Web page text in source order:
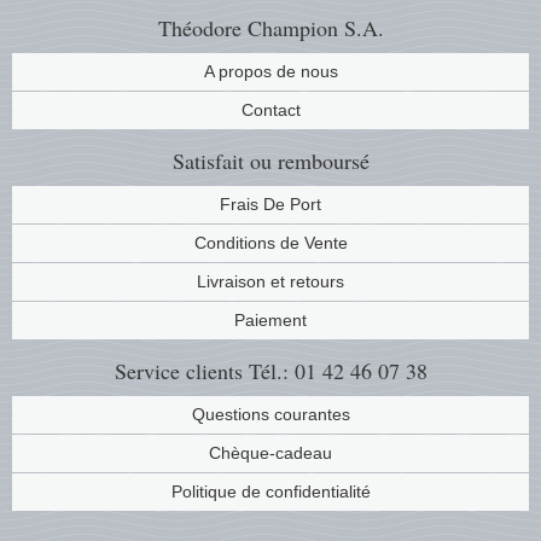
Théodore Champion S.A.
A propos de nous
Contact
Satisfait ou remboursé
Frais De Port
Conditions de Vente
Livraison et retours
Paiement
Service clients Tél.: 01 42 46 07 38
Questions courantes
Chèque-cadeau
Politique de confidentialité